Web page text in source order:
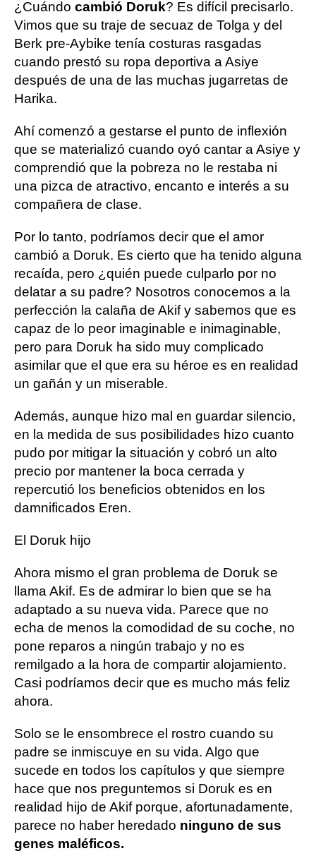
¿Cuándo cambió Doruk? Es difícil precisarlo.
Vimos que su traje de secuaz de Tolga y del
Berk pre-Aybike tenía costuras rasgadas
cuando prestó su ropa deportiva a Asiye
después de una de las muchas jugarretas de
Harika.
Ahí comenzó a gestarse el punto de inflexión
que se materializó cuando oyó cantar a Asiye y
comprendió que la pobreza no le restaba ni
una pizca de atractivo, encanto e interés a su
compañera de clase.
Por lo tanto, podríamos decir que el amor
cambió a Doruk. Es cierto que ha tenido alguna
recaída, pero ¿quién puede culparlo por no
delatar a su padre? Nosotros conocemos a la
perfección la calaña de Akif y sabemos que es
capaz de lo peor imaginable e inimaginable,
pero para Doruk ha sido muy complicado
asimilar que el que era su héroe es en realidad
un gañán y un miserable.
Además, aunque hizo mal en guardar silencio,
en la medida de sus posibilidades hizo cuanto
pudo por mitigar la situación y cobró un alto
precio por mantener la boca cerrada y
repercutió los beneficios obtenidos en los
damnificados Eren.
El Doruk hijo
Ahora mismo el gran problema de Doruk se
llama Akif. Es de admirar lo bien que se ha
adaptado a su nueva vida. Parece que no
echa de menos la comodidad de su coche, no
pone reparos a ningún trabajo y no es
remilgado a la hora de compartir alojamiento.
Casi podríamos decir que es mucho más feliz
ahora.
Solo se le ensombrece el rostro cuando su
padre se inmiscuye en su vida. Algo que
sucede en todos los capítulos y que siempre
hace que nos preguntemos si Doruk es en
realidad hijo de Akif porque, afortunadamente,
parece no haber heredado ninguno de sus
genes maléficos.